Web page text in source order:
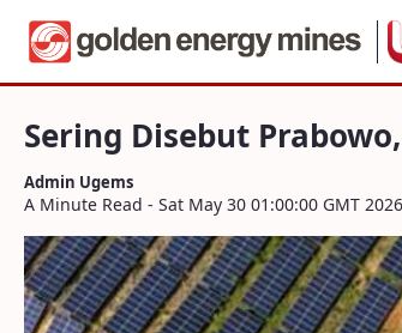
Navigation
Skip to Content
Sering Disebut Prabowo,
Sering Disebut
Admin Ugems
A Minute Read - Sat May 30 01:00:00 GMT 2026